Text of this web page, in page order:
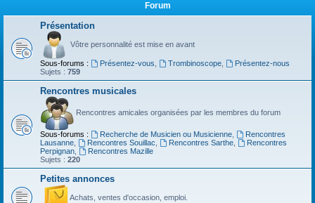
Forum
Présentation
Vôtre personnalité est mise en avant
Sous-forums : Présentez-vous Trombinoscope,
Présentez-nous
Sujets : 759
Rencontres musicales
Rencontres amicales organisées par les membres du forum
Sous-forums : Recherche de Musicien ou Musicienne,
Rencontres
Lausanne
Rencontres Souillac Rencontres Sarthe,
Rencontres
Perpignan
Rencontres Mazille
Sujets : 220
Petites annonces
Achats, ventes d'occasion, emploi.